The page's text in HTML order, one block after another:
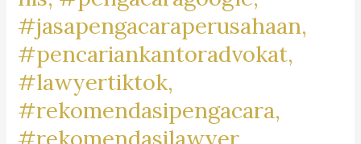
#BaleendahMotorClub,
#BaleendahBikeLife,
#MotorLoversBaleendah,
#BaleendahMotorMarket,
#jasapengacaraperusahaan,
#pencariankantoradvokat,
#lawyertiktok,
#rekomendasipengacara,
#rekomendasilawyer,